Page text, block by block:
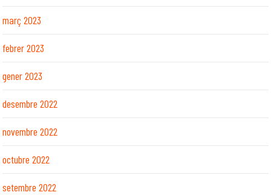
març 2023
febrer 2023
gener 2023
desembre 2022
novembre 2022
octubre 2022
setembre 2022